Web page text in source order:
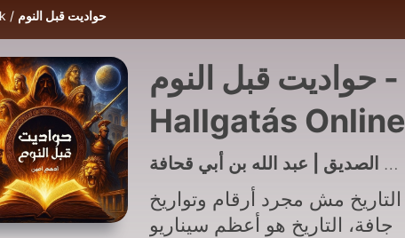
حواديت قبل النوم
حواديت قبل النوم -
Hallgatás Online
التاريخ مش مجرد أرقام وتواريخ
جافة، التاريخ هو أعظم سيناريو